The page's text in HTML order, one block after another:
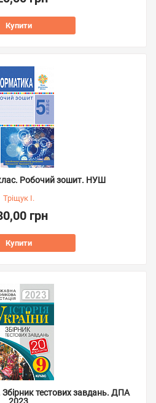
Купити
Робочий зошит. НУШ
Тріщук І.
грн
Купити
Збірник тестових завдань. ДПА